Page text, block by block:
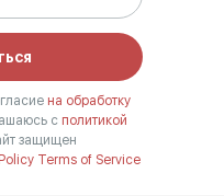
на обработку
с политикой
защищен
Terms of Service